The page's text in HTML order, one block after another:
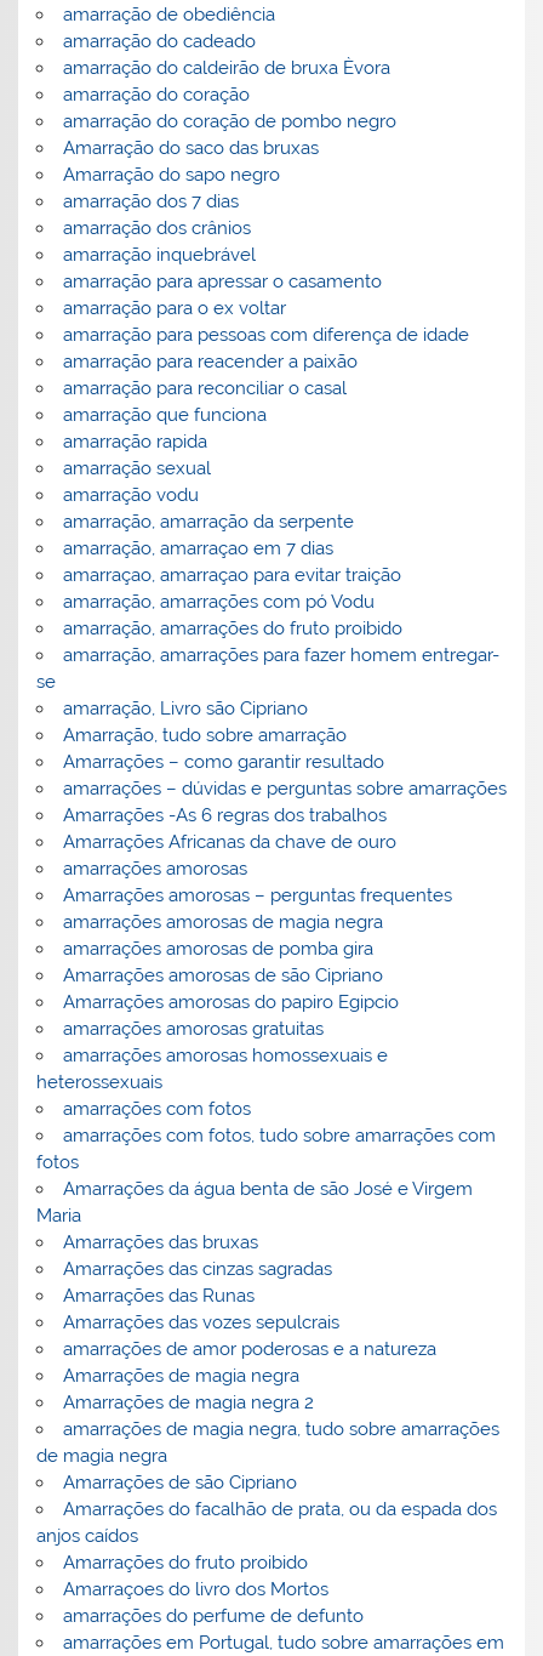
amarração de obediência
amarração do cadeado
amarração do caldeirão de bruxa Èvora
amarração do coração
amarração do coração de pombo negro
Amarração do saco das bruxas
Amarração do sapo negro
amarração dos 7 dias
amarração dos crânios
amarração inquebrável
amarração para apressar o casamento
amarração para o ex voltar
amarração para pessoas com diferença de idade
amarração para reacender a paixão
amarração para reconciliar o casal
amarração que funciona
amarração rapida
amarração sexual
amarração vodu
amarração, amarração da serpente
amarração, amarraçao em 7 dias
amarraçao, amarraçao para evitar traição
amarração, amarrações com pó Vodu
amarração, amarrações do fruto proibido
amarração, amarrações para fazer homem entregar-
se
amarração, Livro são Cipriano
Amarração, tudo sobre amarração
Amarrações – como garantir resultado
amarrações – dúvidas e perguntas sobre amarrações
Amarrações -As 6 regras dos trabalhos
Amarrações Africanas da chave de ouro
amarrações amorosas
Amarrações amorosas – perguntas frequentes
amarrações amorosas de magia negra
amarrações amorosas de pomba gira
Amarrações amorosas de são Cipriano
Amarrações amorosas do papiro Egipcio
amarrações amorosas gratuitas
amarrações amorosas homossexuais e
heterossexuais
amarrações com fotos
amarrações com fotos, tudo sobre amarrações com
fotos
Amarrações da água benta de são José e Virgem
Maria
Amarrações das bruxas
Amarrações das cinzas sagradas
Amarrações das Runas
Amarrações das vozes sepulcrais
amarrações de amor poderosas e a natureza
Amarrações de magia negra
Amarrações de magia negra 2
amarrações de magia negra, tudo sobre amarrações
de magia negra
Amarrações de são Cipriano
Amarrações do facalhão de prata, ou da espada dos
anjos caídos
Amarrações do fruto proibido
Amarraçoes do livro dos Mortos
amarrações do perfume de defunto
amarrações em Portugal, tudo sobre amarrações em